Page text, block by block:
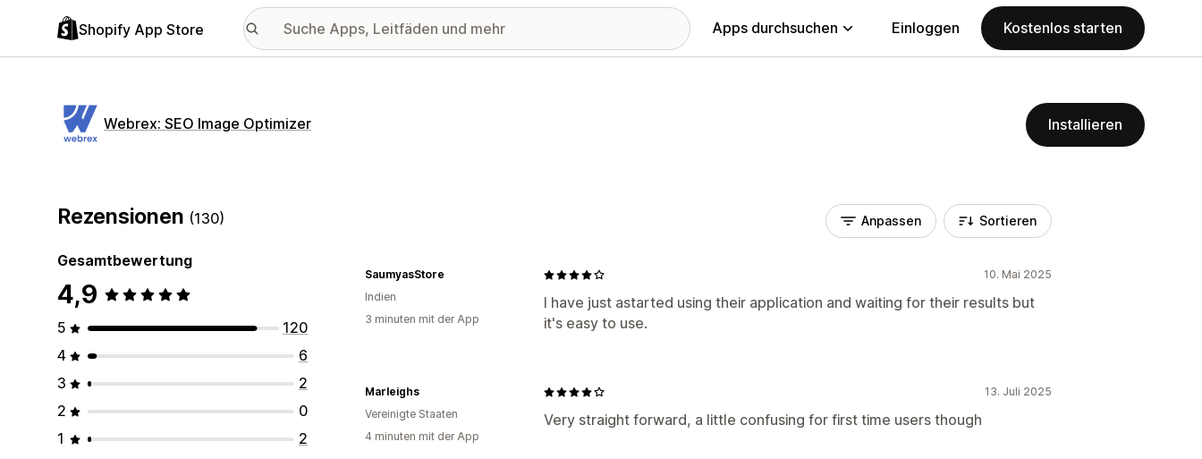
Shopify App Store Apps durchsuchen Einloggen Kostenlos starten
Webrex: SEO Image Optimizer Installieren
Rezensionen (130)
Gesamtbewertung
4,9
5
120
4
6
3
2
2
0
1
2
Anpassen Sortieren
10. Mai 2025
I have just astarted using their application and waiting for their results but
it's easy to use.
SaumyasStore
Indien
3 minuten mit der App
13. Juli 2025
Very straight forward, a little confusing for first time users though
Marleighs
Vereinigte Staaten
4 minuten mit der App